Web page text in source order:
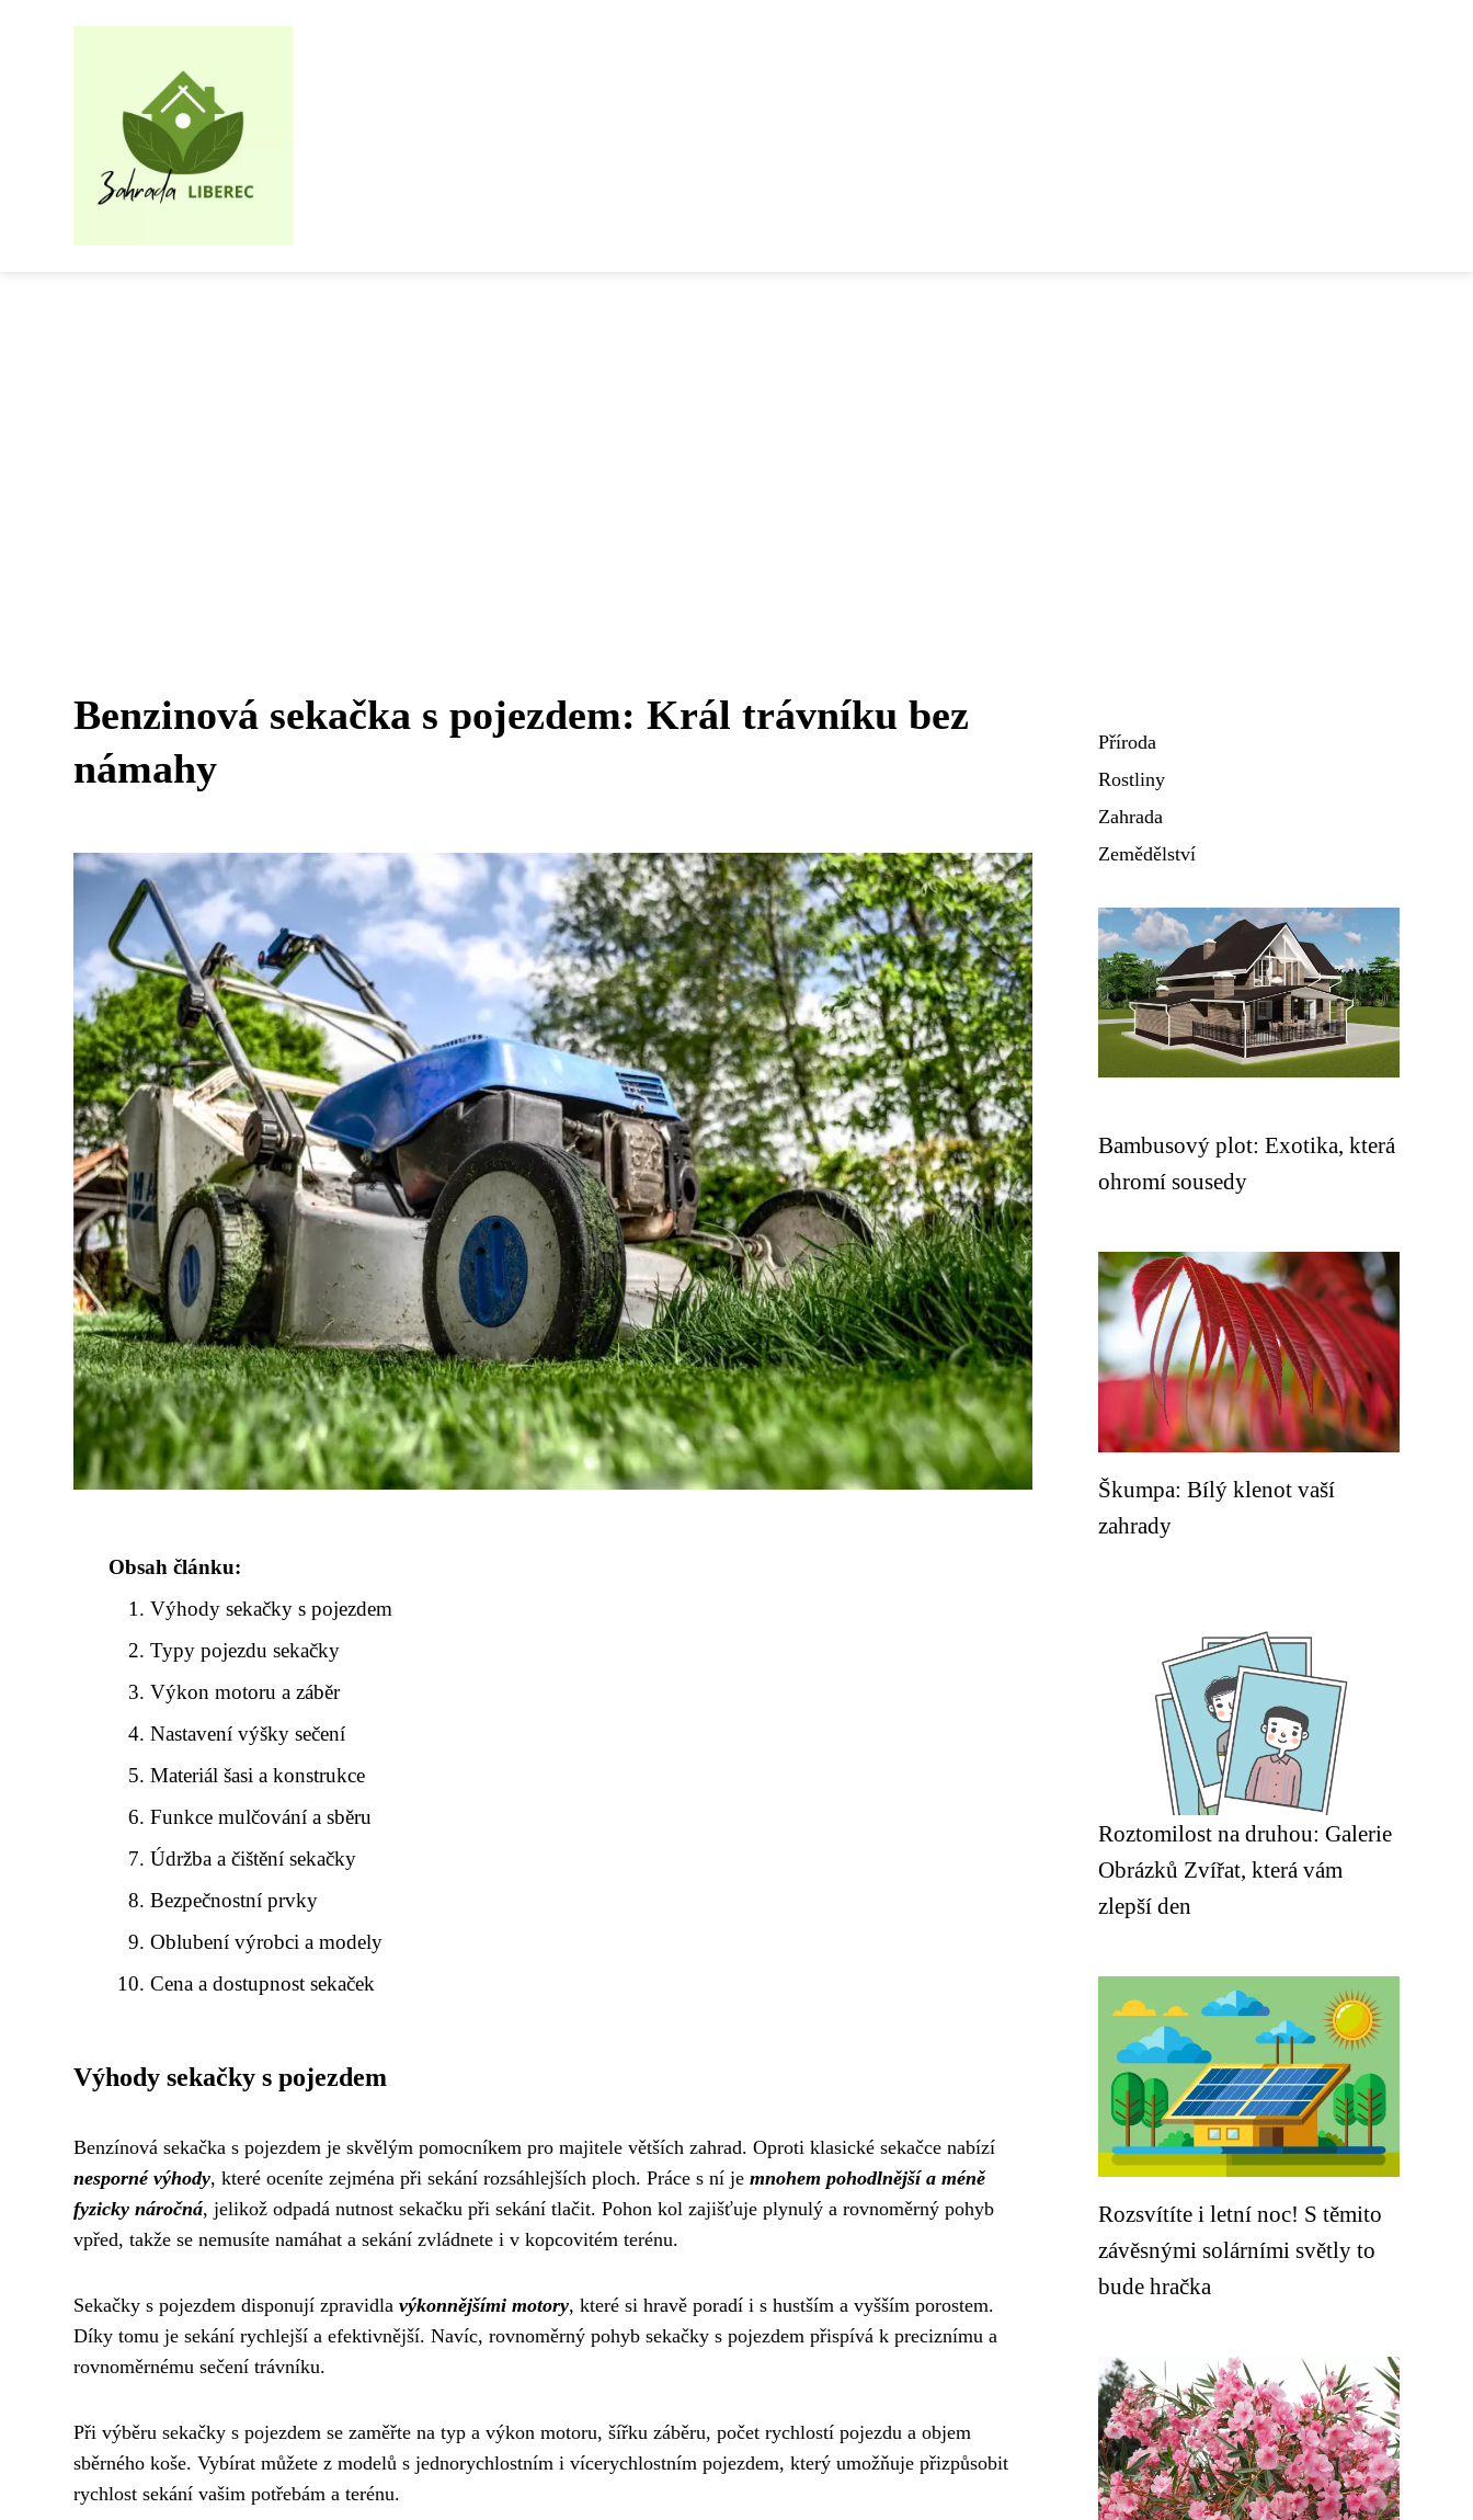
Benzinová sekačka s pojezdem: Král trávníku bez
námahy
Obsah článku:
Výhody sekačky s pojezdem
Typy pojezdu sekačky
Výkon motoru a záběr
Nastavení výšky sečení
Materiál šasi a konstrukce
Funkce mulčování a sběru
Údržba a čištění sekačky
Bezpečnostní prvky
Oblubení výrobci a modely
Cena a dostupnost sekaček
Výhody sekačky s pojezdem
Benzínová sekačka s pojezdem je skvělým pomocníkem pro majitele větších zahrad. Oproti klasické sekačce nabízí
nesporné výhody, které oceníte zejména při sekání rozsáhlejších ploch. Práce s ní je mnohem pohodlnější a méně
fyzicky náročná, jelikož odpadá nutnost sekačku při sekání tlačit. Pohon kol zajišťuje plynulý a rovnoměrný pohyb
vpřed, takže se nemusíte namáhat a sekání zvládnete i v kopcovitém terénu.
Sekačky s pojezdem disponují zpravidla výkonnějšími motory, které si hravě poradí i s hustším a vyšším porostem.
Díky tomu je sekání rychlejší a efektivnější. Navíc, rovnoměrný pohyb sekačky s pojezdem přispívá k preciznímu a
rovnoměrnému sečení trávníku.
Při výběru sekačky s pojezdem se zaměřte na typ a výkon motoru, šířku záběru, počet rychlostí pojezdu a objem
sběrného koše. Vybírat můžete z modelů s jednorychlostním i vícerychlostním pojezdem, který umožňuje přizpůsobit
rychlost sekání vašim potřebám a terénu.
Příroda
Rostliny
Zahrada
Zemědělství
Bambusový plot: Exotika, která
ohromí sousedy
Škumpa: Bílý klenot vaší
zahrady
Roztomilost na druhou: Galerie
Obrázků Zvířat, která vám
zlepší den
Rozsvítíte i letní noc! S těmito
závěsnými solárními světly to
bude hračka